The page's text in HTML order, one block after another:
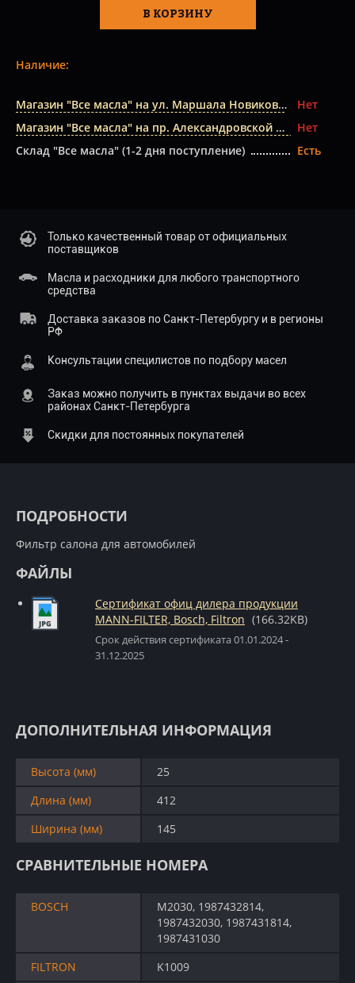
В КОРЗИНУ
Наличие:
Магазин "Все масла" на ул. Маршала Новикова
Нет
Магазин "Все масла" на пр. Александровской Фермы
Нет
Склад "Все масла" (1-2 дня поступление)
Есть
Только качественный товар от официальных
поставщиков
Масла и расходники для любого транспортного
средства
Доставка заказов по Санкт-Петербургу и в регионы
РФ
Консультации специлистов по подбору масел
Заказ можно получить в пунктах выдачи во всех
районах Санкт-Петербурга
Скидки для постоянных покупателей
ПОДРОБНОСТИ
Фильтр салона для автомобилей
ФАЙЛЫ
Сертификат офиц дилера продукции
MANN-FILTER, Bosch, Filtron (166.32KB)
Срок действия сертификата 01.01.2024 -
31.12.2025
ДОПОЛНИТЕЛЬНАЯ ИНФОРМАЦИЯ
Высота (мм)
25
Длина (мм)
412
Ширина (мм)
145
СРАВНИТЕЛЬНЫЕ НОМЕРА
BOSCH
M2030, 1987432814,
1987432030, 1987431814,
1987431030
FILTRON
K1009